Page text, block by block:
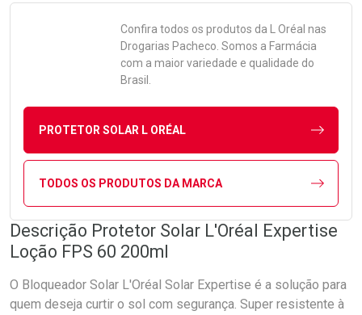
Confira todos os produtos da L Oréal nas
Drogarias Pacheco. Somos a Farmácia
com a maior variedade e qualidade do
Brasil.
PROTETOR SOLAR L ORÉAL
TODOS OS PRODUTOS DA MARCA
Descrição Protetor Solar L'Oréal Expertise
Loção FPS 60 200ml
O Bloqueador Solar L'Oréal Solar Expertise é a solução para
quem deseja curtir o sol com segurança. Super resistente à